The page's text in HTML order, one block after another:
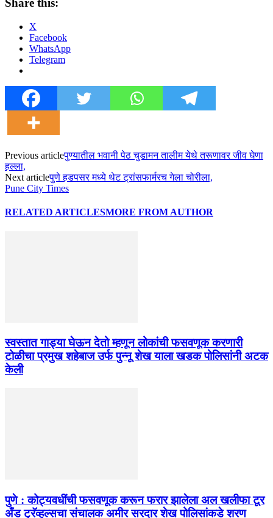
Share this:
X
Facebook
WhatsApp
Telegram
Previous articleपुण्यातील भवानी पेठ चुडामन तालीम येथे तरूणावर जीव घेणा
हल्ला,
Next articleपुणे हडपसर मध्ये थेट ट्रांसफार्मरच गेला चोरीला,
Pune City Times
RELATED ARTICLESMORE FROM AUTHOR
स्वस्तात गाड्या घेऊन देतो म्हणून लोकांची फसवणूक करणारी
टोळीचा प्रमुख शहेबाज उर्फ पुन्नू शेख याला खडक पोलिसांनी अटक
केली
पुणे : कोट्यवधींची फसवणूक करून फरार झालेला अल खलीफा टूर
अँड ट्रॅव्हल्सचा संचालक अमीर सरदार शेख पोलिसांकडे शरण